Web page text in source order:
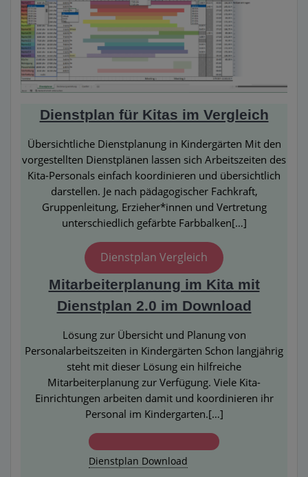
Dienstplan für Kitas im Vergleich
Übersichtliche Dienstplanung in Kindergärten Mit den
vorgestellten Dienstplänen lassen sich Arbeitszeiten des
Kita-Personals einfach koordinieren und übersichtlich
darstellen. Je nach pädagogischer Fachkraft,
Gruppenleitung, Erzieher*innen und Vertretung
unterschiedlich gefärbte Farbbalken[…]
Dienstplan Vergleich
Mitarbeiterplanung im Kita mit
Dienstplan 2.0 im Download
Lösung zur Übersicht und Planung von
Personalarbeitszeiten in Kindergärten Schon langjährig
steht mit dieser Lösung ein hilfreiche
Mitarbeiterplanung zur Verfügung. Viele Kita-
Einrichtungen arbeiten damit und koordinieren ihr
Personal im Kindergarten.[…]
Dienstplan Download